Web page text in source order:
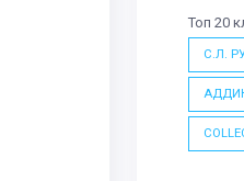
Топ 20
С.Л.